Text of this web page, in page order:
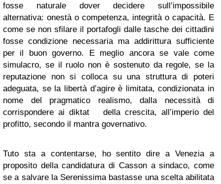
fosse naturale dover decidere sull’impossibile
alternativa: onestà o competenza, integrità o capacità. E
come se non sfilare il portafogli dalle tasche dei cittadini
fosse condizione necessaria ma addirittura sufficiente
per il buon governo. E meglio ancora se vale come
simulacro, se il ruolo non è sostenuto da regole, se la
reputazione non si colloca su una struttura di poteri
adeguata, se la libertà d’agire è limitata, condizionata in
nome del pragmatico realismo, dalla necessità di
corrispondere ai diktat della crescita, all’imperio del
profitto, secondo il mantra governativo.
Tuto sta a contentarse, ho sentito dire a Venezia a
proposito della candidatura di Casson a sindaco, come
se a salvare la Serenissima bastasse una scelta abilitata